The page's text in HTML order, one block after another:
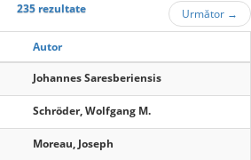
235 rezultate Următor →
Autor
Johannes Saresberiensis
Schröder, Wolfgang M.
Moreau, Joseph